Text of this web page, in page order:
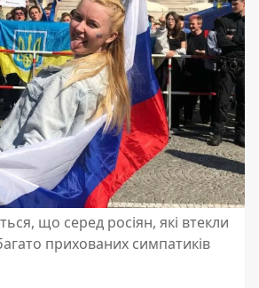
що серед росіян, які втекли
багато прихованих симпатиків